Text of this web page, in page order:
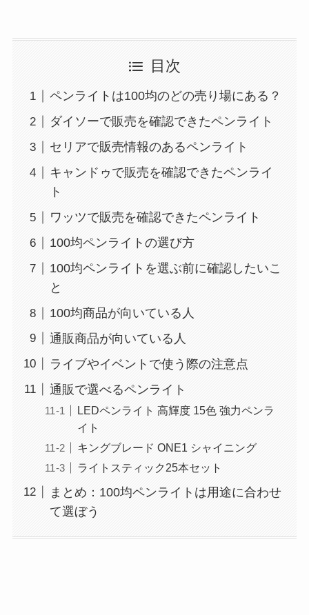
目次
ペンライトは100均のどの売り場にある？
ダイソーで販売を確認できたペンライト
セリアで販売情報のあるペンライト
キャンドゥで販売を確認できたペンライ
ト
ワッツで販売を確認できたペンライト
100均ペンライトの選び方
100均ペンライトを選ぶ前に確認したいこ
と
100均商品が向いている人
通販商品が向いている人
ライブやイベントで使う際の注意点
通販で選べるペンライト
LEDペンライト 高輝度 15色 強力ペンラ
イト
キングブレード ONE1 シャイニング
ライトスティック25本セット
まとめ：100均ペンライトは用途に合わせ
て選ぼう